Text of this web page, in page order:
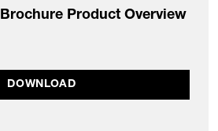
Brochure Product Overview
DOWNLOAD